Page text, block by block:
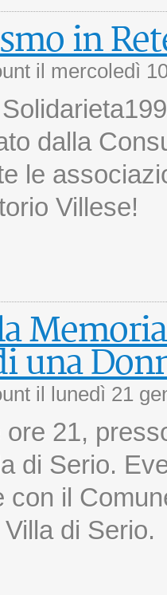
in
il mercoledì
dalla
le
Villese!
una
il lunedì 21
ore 21,
di Serio.
con il
di Serio.